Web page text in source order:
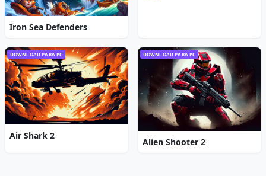
Iron Sea Defenders
DOWNLOAD PARA PC
Air Shark 2
DOWNLOAD PARA PC
Alien Shooter 2